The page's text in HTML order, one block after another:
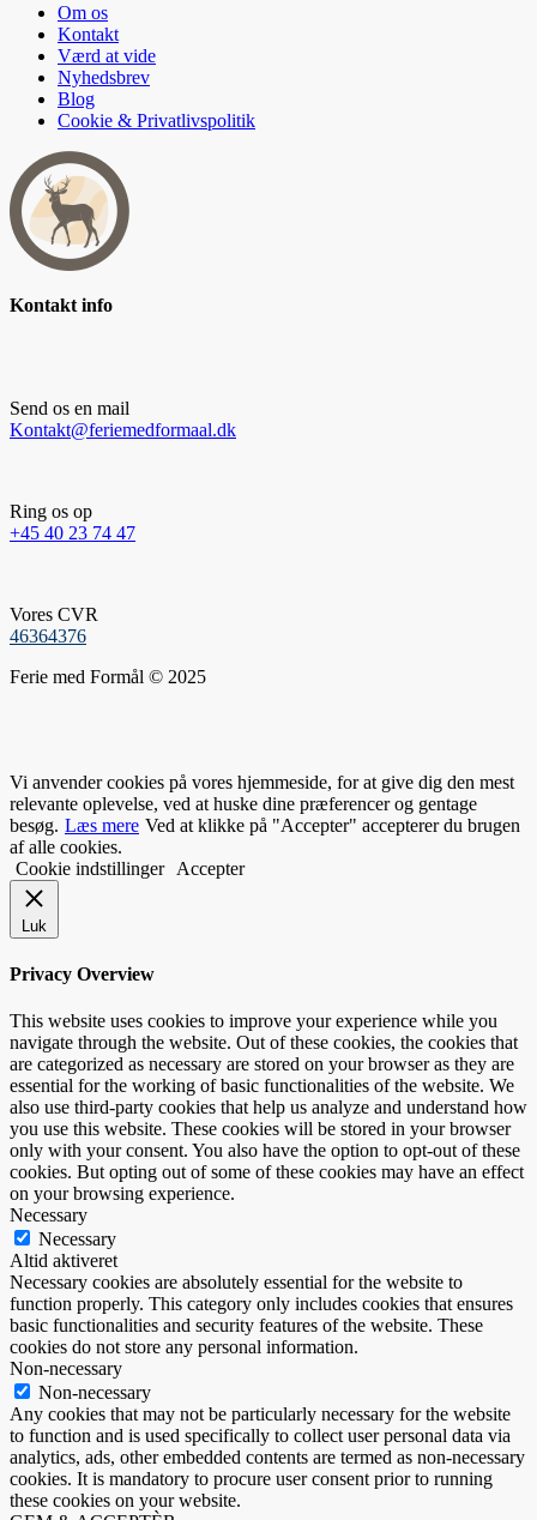
Om os
Kontakt
Værd at vide
Nyhedsbrev
Blog
Cookie & Privatlivspolitik
Kontakt info
Send os en mail
Kontakt@feriemedformaal.dk
Ring os op
+45 40 23 74 47
Vores CVR
46364376
Ferie med Formål © 2025
Vi anvender cookies på vores hjemmeside, for at give dig den mest
relevante oplevelse, ved at huske dine præferencer og gentage
besøg. Læs mere Ved at klikke på "Accepter" accepterer du brugen
af alle cookies.
Cookie indstillinger
Accepter
Luk
Privacy Overview
This website uses cookies to improve your experience while you
navigate through the website. Out of these cookies, the cookies that
are categorized as necessary are stored on your browser as they are
essential for the working of basic functionalities of the website. We
also use third-party cookies that help us analyze and understand how
you use this website. These cookies will be stored in your browser
only with your consent. You also have the option to opt-out of these
cookies. But opting out of some of these cookies may have an effect
on your browsing experience.
Necessary
Necessary
Altid aktiveret
Necessary cookies are absolutely essential for the website to
function properly. This category only includes cookies that ensures
basic functionalities and security features of the website. These
cookies do not store any personal information.
Non-necessary
Non-necessary
Any cookies that may not be particularly necessary for the website
to function and is used specifically to collect user personal data via
analytics, ads, other embedded contents are termed as non-necessary
cookies. It is mandatory to procure user consent prior to running
these cookies on your website.